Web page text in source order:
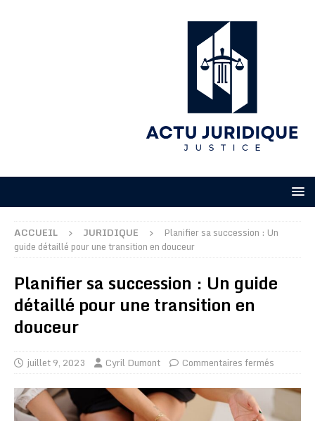
ACCUEIL JURIDIQUE
Planifier sa succession : Un
guide détaillé pour une transition en douceur
Planifier sa succession : Un guide
détaillé pour une transition en
douceur
juillet 9, 2023 Cyril Dumont Commentaires fermés